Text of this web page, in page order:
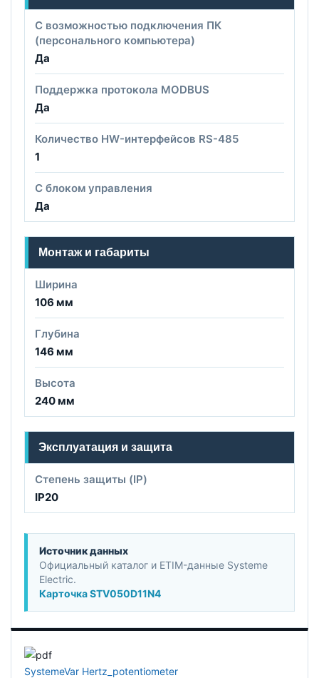
С возможностью подключения ПК
(персонального компьютера)
Да
Поддержка протокола MODBUS
Да
Количество HW-интерфейсов RS-485
1
С блоком управления
Да
Монтаж и габариты
Ширина
106 мм
Глубина
146 мм
Высота
240 мм
Эксплуатация и защита
Степень защиты (IP)
IP20
Источник данных
Официальный каталог и ETIM-данные Systeme
Electric.
Карточка STV050D11N4
SystemeVar Hertz_potentiometer